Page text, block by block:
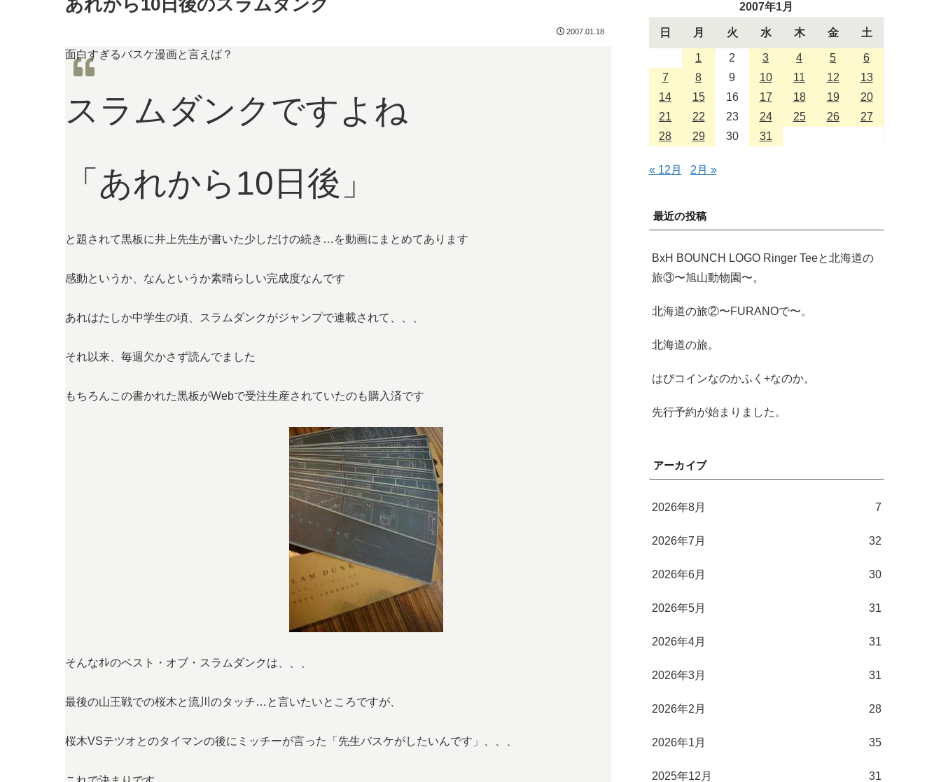
あれから10日後のスラムダンク
2007.01.18
面白すぎるバスケ漫画と言えば？
スラムダンクですよね
「あれから10日後」
と題されて黒板に井上先生が書いた少しだけの続き…を動画にまとめてあります
感動というか、なんというか素晴らしい完成度なんです
あれはたしか中学生の頃、スラムダンクがジャンプで連載されて、、、
それ以来、毎週欠かさず読んでました
もちろんこの書かれた黒板がWebで受注生産されていたのも購入済です
そんなｵﾚのベスト・オブ・スラムダンクは、、、
最後の山王戦での桜木と流川のタッチ…と言いたいところですが、
桜木VSテツオとのタイマンの後にミッチーが言った「先生バスケがしたいんです」、、、
2007年1月
日 月 火 水 木 金 土
1 2 3 4 5
6
7
8 9 10 11 12
13
14
15 16 17 18 19
20
21
22 23 24 25 26
27
28
29 30 31
« 12月 2月 »
最近の投稿
BxH BOUNCH LOGO Ringer Teeと北海道の
旅③〜旭山動物園〜。
北海道の旅②〜FURANOで〜。
北海道の旅。
はぴコインなのかふく+なのか。
先行予約が始まりました。
アーカイブ
2026年8月 7
2026年7月 32
2026年6月 30
2026年5月 31
2026年4月 31
2026年3月 31
2026年2月 28
2026年1月 35
2025年12月 31